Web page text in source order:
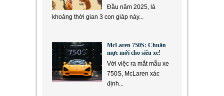
Đầu năm 2025, là
khoảng thời gian 3 con giáp này...
McLaren 750S: Chuẩn
mực mới cho siêu xe!
Với việc ra mắt mẫu xe
750S, McLaren xác
định...